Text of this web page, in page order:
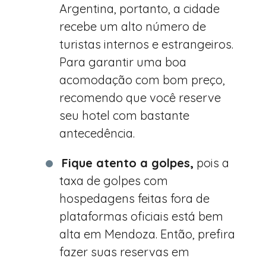
Argentina, portanto, a cidade
recebe um alto número de
turistas internos e estrangeiros.
Para garantir uma boa
acomodação com bom preço,
recomendo que você reserve
seu hotel com bastante
antecedência.
Fique atento a golpes, pois a
taxa de golpes com
hospedagens feitas fora de
plataformas oficiais está bem
alta em Mendoza. Então, prefira
fazer suas reservas em